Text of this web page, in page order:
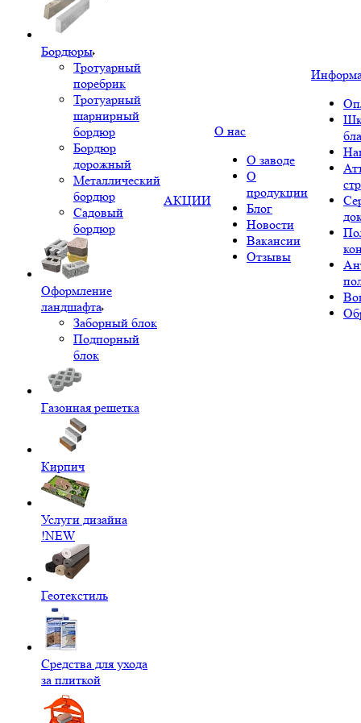
Бордюры
Тротуарный
поребрик
Тротуарный
шарнирный
бордюр
Бордюр
дорожный
Металлический
бордюр
Садовый
бордюр
Оформление
ландшафта
Заборный блок
Подпорный
блок
Газонная решетка
Кирпич
Услуги дизайна
!NEW
Геотекстиль
Средства для ухода
за плиткой
АКЦИИ
О нас
О заводе
О
продукции
Блог
Новости
Вакансии
Отзывы